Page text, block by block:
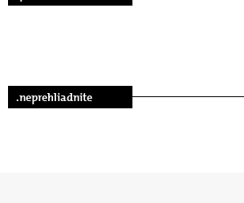
.neprehliadnite